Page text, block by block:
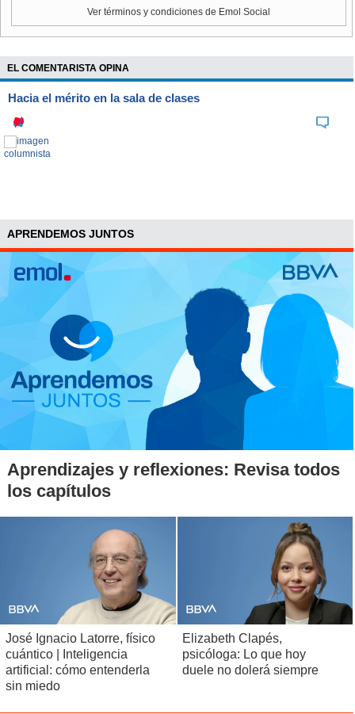
Ver términos y condiciones de Emol Social
EL COMENTARISTA OPINA
Hacia el mérito en la sala de clases
APRENDEMOS JUNTOS
Aprendizajes y reflexiones: Revisa todos
los capítulos
José Ignacio Latorre, físico
cuántico | Inteligencia
artificial: cómo entenderla
sin miedo
Elizabeth Clapés,
psicóloga: Lo que hoy
duele no dolerá siempre